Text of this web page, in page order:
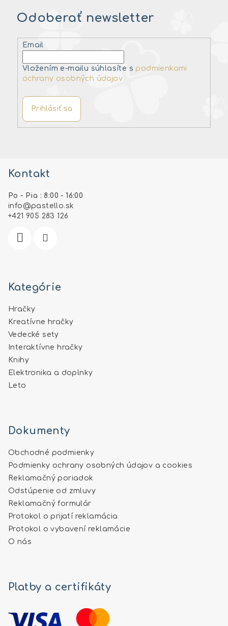
Odoberať newsletter
Email
Vložením e-mailu súhlasíte s podmienkami
ochrany osobných údajov
Prihlásiť sa
Kontakt
Po - Pia : 8:00 - 16:00
info @pastello.sk
+421 905 283 126
Kategórie
Hračky
Kreatívne hračky
Vedecké sety
Interaktívne hračky
Knihy
Elektronika a doplnky
Leto
Dokumenty
Obchodné podmienky
Podmienky ochrany osobných údajov a cookies
Reklamačný poriadok
Odstúpenie od zmluvy
Reklamačný formulár
Protokol o prijatí reklamácia
Protokol o vybavení reklamácie
O nás
Platby a certifikáty